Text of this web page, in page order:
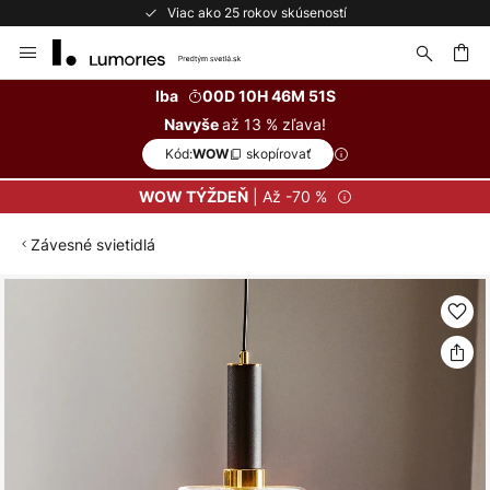
Viac ako 25 rokov skúseností
to
Iba
00D 10H 46M 51S
Navyšeaž 13 % zľava!
Kód:WOW skopírovať
WOW TÝŽDEŇ| Až -70 %
Závesné svietidlá